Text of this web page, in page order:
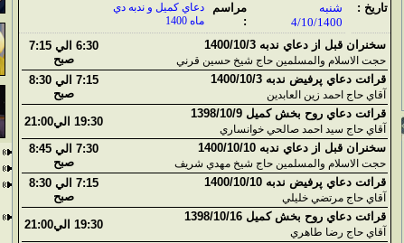
تاريخ :
شنبه
4/10/1400
مراسم
:
دعاي کميل و ندبه دي
ماه 1400
سخنران قبل از دعاي ندبه 1400/10/3
6:30 الي 7:15
صبح
حجت الاسلام والمسلمين حاج شيخ حسين قرني
قرائت دعاي پرفيض ندبه 1400/10/3
7:15 الي 8:30
صبح
آقاي حاج احمد زين العابدين
قرائت دعاي روح بخش کميل 1398/10/9
19:30 الي21:00
آقاي حاج سيد احمد صالحي خوانساري
سخنران قبل از دعاي ندبه 1400/10/10
7:30 الي 8:45
صبح
حجت الاسلام والمسلمين حاج شيخ مهدي شريف
قرائت دعاي پرفيض ندبه 1400/10/10
7:15 الي 8:30
صبح
آقاي حاج مرتضي خليلي
قرائت دعاي روح بخش کميل 1398/10/16
19:30 الي21:00
آقاي حاج رضا طاهري